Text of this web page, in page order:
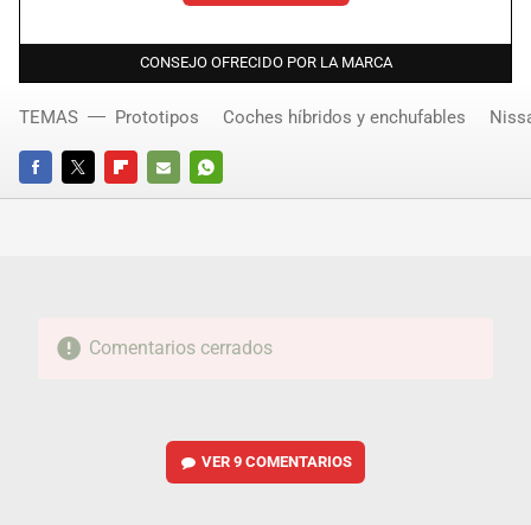
CONSEJO OFRECIDO POR LA MARCA
FACEBOOKTWITTERFLIPBOARD
E-
WHATSAPP
TEMAS Prototipos Coches híbridos y enchufables
Comentarios cerrados
VER9 COMENTARIOS